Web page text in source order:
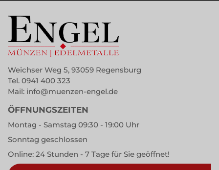
Weichser Weg 5, 93059 Regensburg
Tel. 0941 400 323
Mail: info@muenzen-engel.de
ÖFFNUNGSZEITEN
Montag - Samstag 09:30 - 19:00 Uhr
Sonntag geschlossen
Online: 24 Stunden - 7 Tage für Sie geöffnet!